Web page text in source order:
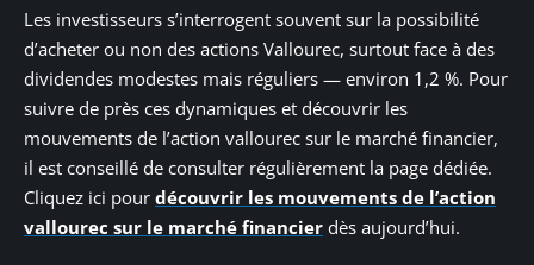
Les investisseurs s’interrogent souvent sur la possibilité
d’acheter ou non des actions Vallourec, surtout face à des
dividendes modestes mais réguliers — environ 1,2 %. Pour
suivre de près ces dynamiques et découvrir les
mouvements de l’action vallourec sur le marché financier,
il est conseillé de consulter régulièrement la page dédiée.
Cliquez ici pour découvrir les mouvements de l’action
vallourec sur le marché financier dès aujourd’hui.